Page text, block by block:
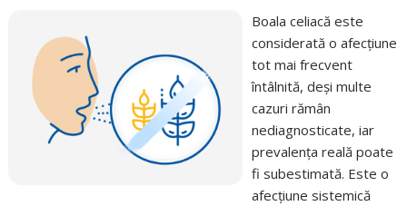
Boala celiacă este
considerată o afecțiune
tot mai frecvent
întâlnită, deși multe
cazuri rămân
nediagnosticate, iar
prevalența reală poate
fi subestimată. Este o
afecțiune sistemică